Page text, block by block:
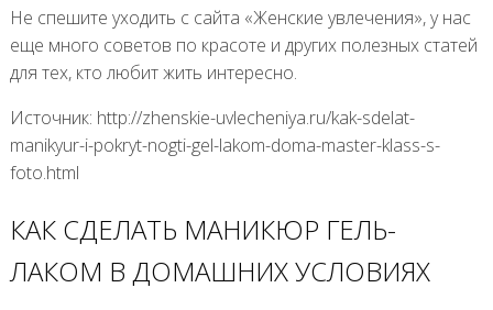
Не спешите уходить с сайта «Женские увлечения», у нас
еще много советов по красоте и других полезных статей
для тех, кто любит жить интересно.
Источник: http://zhenskie-uvlecheniya.ru/kak-sdelat-
manikyur-i-pokryt-nogti-gel-lakom-doma-master-klass-s-
foto.html
КАК СДЕЛАТЬ МАНИКЮР ГЕЛЬ-
ЛАКОМ В ДОМАШНИХ УСЛОВИЯХ